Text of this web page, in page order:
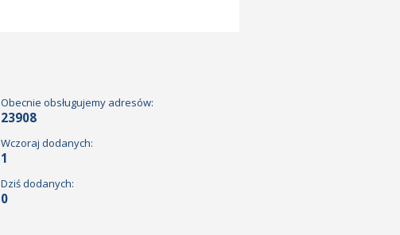
Obecnie obsługujemy adresów:
23908
Wczoraj dodanych:
1
Dziś dodanych:
0